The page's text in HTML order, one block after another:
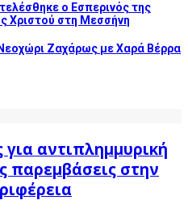
ο Εσπερινός της
στη Μεσσήνη
Ζαχάρως με Χαρά Βέρρα
για αντιπλημμυρική
παρεμβάσεις στην